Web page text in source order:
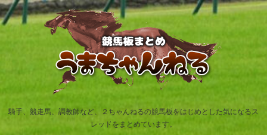
騎手、競走馬、調教師など、２ちゃんねるの競馬板をはじめとした気になるス
レッドをまとめています。